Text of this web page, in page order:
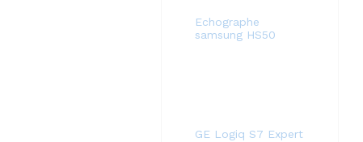
Echographe
samsung HS50
GE Logiq S7 Expert